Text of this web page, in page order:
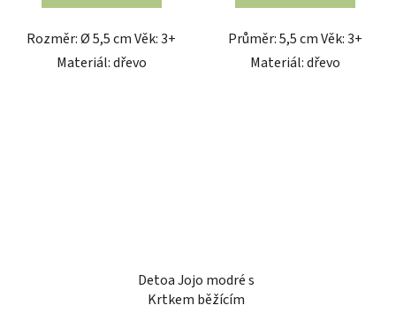
Rozměr: Ø 5,5 cm Věk: 3+
Materiál: dřevo
Průměr: 5,5 cm Věk: 3+
Materiál: dřevo
Detoa Jojo modré s
Krtkem běžícím